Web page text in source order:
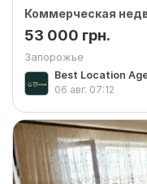
Коммерческая
53 000 грн.
Запорожье
Best Location
06 авг. 07:12